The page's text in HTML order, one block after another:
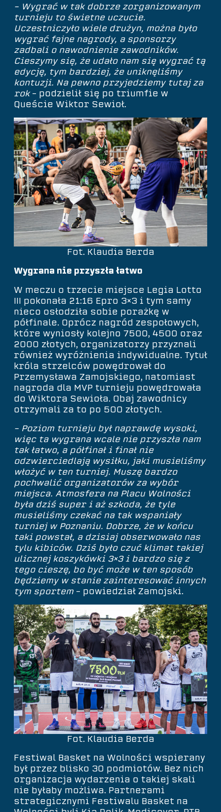
– Wygrać w tak dobrze zorganizowanym
turnieju to świetne uczucie.
Uczestniczyło wiele drużyn, można było
wygrać fajne nagrody, a sponsorzy
zadbali o nawodnienie zawodników.
Cieszymy się, że udało nam się wygrać tą
edycję, tym bardziej, że uniknęliśmy
kontuzji. Na pewno przyjedziemy tutaj za
rok– podzielił się po triumfie w
Queście Wiktor Sewioł.
Fot. Klaudia Berda
Wygrana nie przyszła łatwo
W meczu o trzecie miejsce Legia Lotto
III pokonała 21:16 Epro 3×3 i tym samy
nieco osłodziła sobie porażkę w
półfinale. Oprócz nagród zespołowych,
które wyniosły kolejno 7500, 4500 oraz
2000 złotych, organizatorzy przyznali
również wyróżnienia indywidualne. Tytuł
króla strzelców powędrował do
Przemysława Zamojskiego, natomiast
nagroda dla MVP turnieju powędrowała
do Wiktora Sewioła. Obaj zawodnicy
otrzymali za to po 500 złotych.
– Poziom turnieju był naprawdę wysoki,
więc ta wygrana wcale nie przyszła nam
tak łatwo, a półfinał i finał nie
odzwierciedlają wysiłku, jaki musieliśmy
włożyć w ten turniej. Muszę bardzo
pochwalić organizatorów za wybór
miejsca. Atmosfera na Placu Wolności
była dziś super i aż szkoda, że tyle
musieliśmy czekać na tak wspaniały
turniej w Poznaniu. Dobrze, że w końcu
taki powstał, a dzisiaj obserwowało nas
tylu kibiców. Dziś było czuć klimat takiej
ulicznej koszykówki 3×3 i bardzo się z
tego cieszę, bo być może w ten sposób
będziemy w stanie zainteresować innych
tym sportem – powiedział Zamojski.
Fot. Klaudia Berda
Festiwal Basket na Wolności wspierany
był przez blisko 30 podmiotów. Bez nich
organizacja wydarzenia o takiej skali
nie byłaby możliwa. Partnerami
strategicznymi Festiwalu Basket na